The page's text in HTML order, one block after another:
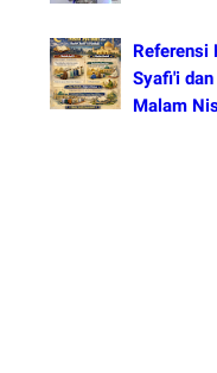
Referensi
Syafi'i
Malam